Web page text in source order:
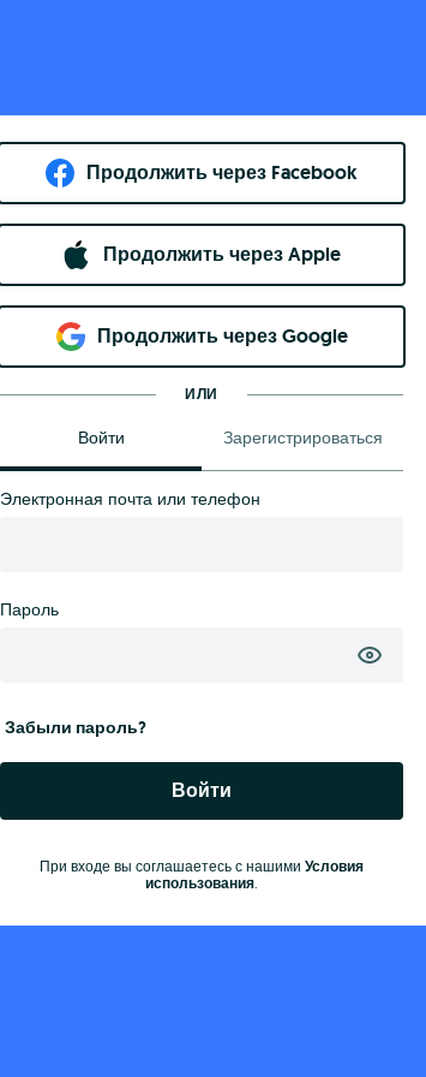
Продолжить через Facebook
Продолжить через Apple
Продолжить через Google
ИЛИ
Войти Зарегистрироваться
Электронная почта или телефон
Пароль
Забыли пароль?
Войти
При входе вы соглашаетесь с нашими Условия
использования.